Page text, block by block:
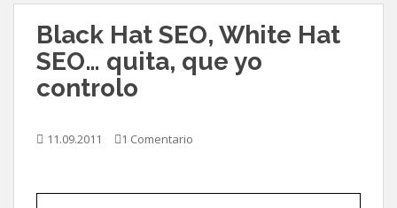
Black Hat SEO, White Hat
SEO… quita, que yo
controlo
11.09.2011 1 Comentario